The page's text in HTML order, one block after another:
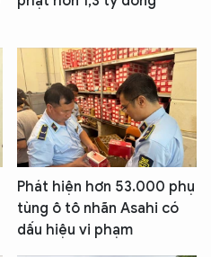
Phát hiện hơn 53.000 phụ
tùng ô tô nhãn Asahi có
dấu hiệu vi phạm